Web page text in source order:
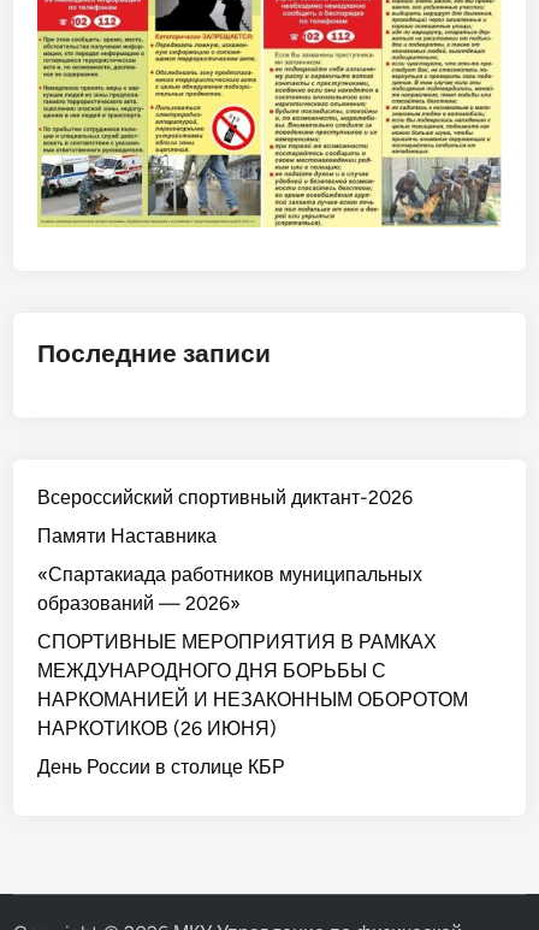
Последние записи
Всероссийский спортивный диктант-2026
Памяти Наставника
«Спартакиада работников муниципальных
образований — 2026»
СПОРТИВНЫЕ МЕРОПРИЯТИЯ В РАМКАХ
МЕЖДУНАРОДНОГО ДНЯ БОРЬБЫ С
НАРКОМАНИЕЙ И НЕЗАКОННЫМ ОБОРОТОМ
НАРКОТИКОВ (26 ИЮНЯ)
День России в столице КБР